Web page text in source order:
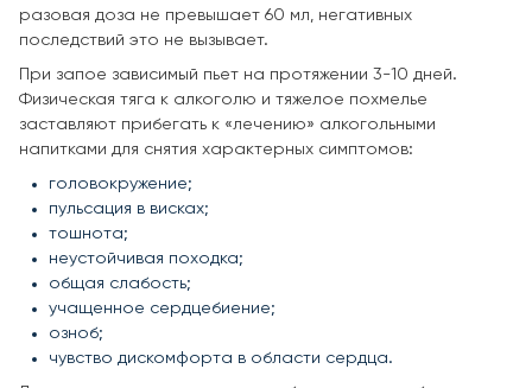
разовая доза не превышает 60 мл, негативных
последствий это не вызывает.
При запое зависимый пьет на протяжении 3-10 дней.
Физическая тяга к алкоголю и тяжелое похмелье
заставляют прибегать к «лечению» алкогольными
напитками для снятия характерных симптомов:
головокружение;
пульсация в висках;
тошнота;
неустойчивая походка;
общая слабость;
учащенное сердцебиение;
озноб;
чувство дискомфорта в области сердца.